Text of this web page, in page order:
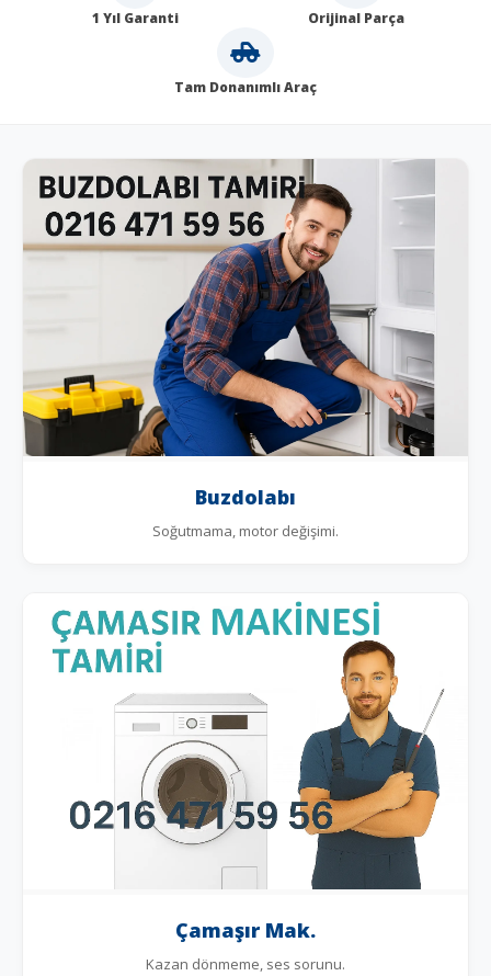
1 Yıl Garanti Orijinal Parça
Tam Donanımlı Araç
Buzdolabı
Soğutmama, motor değişimi.
Çamaşır Mak.
Kazan dönmeme, ses sorunu.